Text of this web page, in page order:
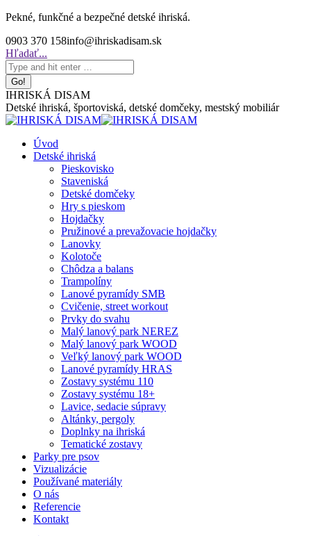
Skip
content
Pekné, funkčné a bezpečné detské ihriská.
0903 370 158info@ihriskadisam.sk
Search:
Hľadať...
IHRISKÁ DISAM
Detské ihriská, športoviská, detské domčeky, mestský mobiliár
Úvod
Detské ihriská
Pieskovisko
Staveniská
Detské domčeky
Hry s pieskom
Hojdačky
Pružinové a prevažovacie hojdačky
Lanovky
Kolotoče
Chôdza a balans
Trampolíny
Lanové pyramídy SMB
Cvičenie, street workout
Prvky do svahu
Malý lanový park NEREZ
Malý lanový park WOOD
Veľký lanový park WOOD
Lanové pyramídy HRAS
Zostavy systému 110
Zostavy systému 18+
Lavice, sedacie súpravy
Altánky, pergoly
Doplnky na ihriská
Tematické zostavy
Parky pre psov
Vizualizácie
Používané materiály
O nás
Referencie
Kontakt